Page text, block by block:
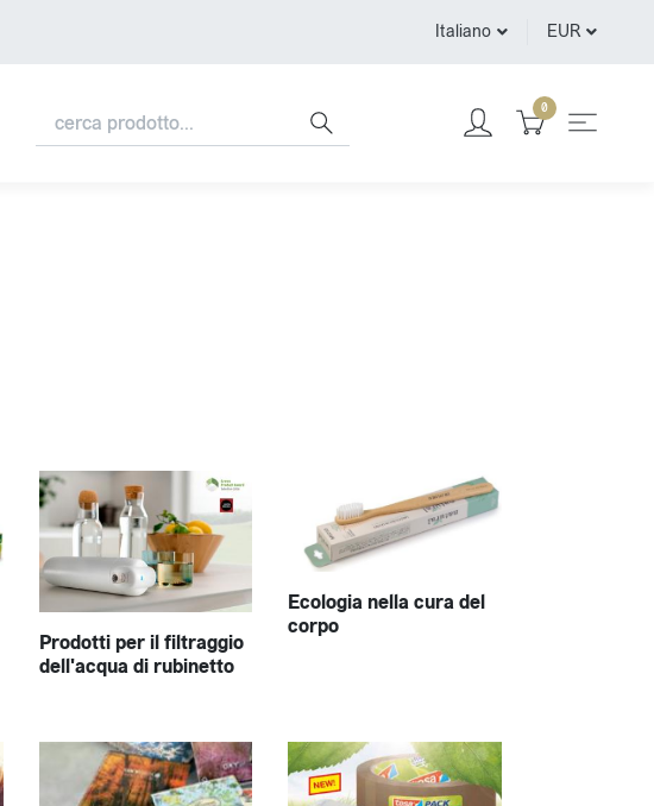
Italiano EUR
0
Prodotti per il filtraggio
dell'acqua di rubinetto
Ecologia nella cura del
corpo